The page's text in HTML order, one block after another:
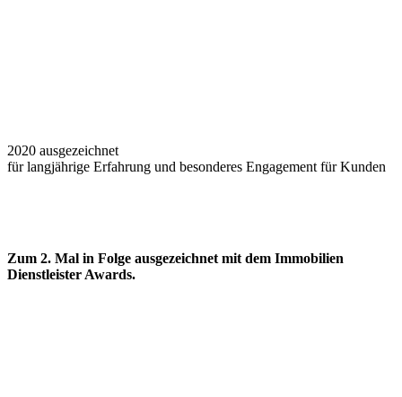
2020 ausgezeichnet
für langjährige Erfahrung und besonderes Engagement für Kunden
Zum 2. Mal in Folge ausgezeichnet mit dem Immobilien
Dienstleister Awards.